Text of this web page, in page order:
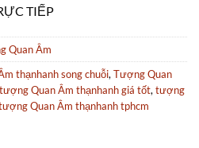
TIẾP
Quan Âm
thạnhanh song chuỗi,Tượng Quan
tượng Quan Âm thạnhanh giá tốt,tượng
Quan Âm thạnhanh tphcm